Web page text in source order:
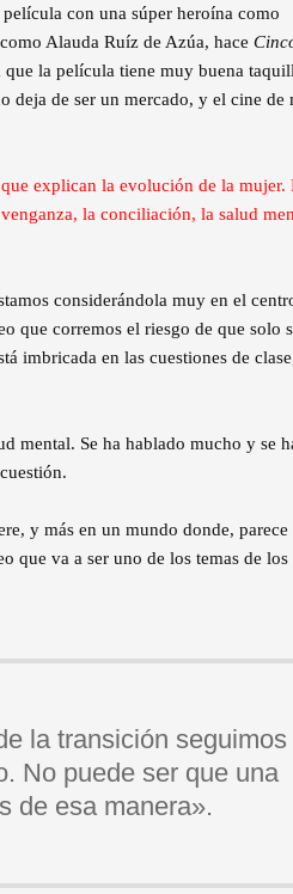
con una súper heroína como
Alauda Ruíz de Azúa, hace
la película tiene muy buena
deja de ser un mercado, y el cine de
explican la evolución de la mujer.
la conciliación, la salud
considerándola muy en el
que corremos el riesgo de que solo
imbricada en las cuestiones de
mental. Se ha hablado mucho y se
y más en un mundo donde, parece
que va a ser uno de los temas de los
la transición seguimos
No puede ser que una
de esa manera».